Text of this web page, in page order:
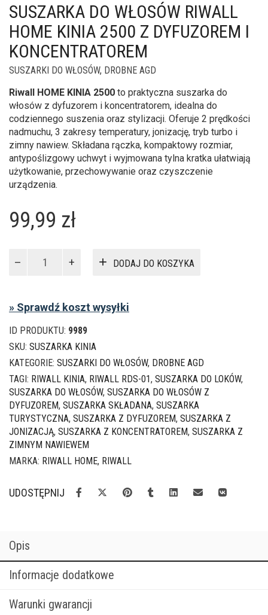
SUSZARKA DO WŁOSÓW RIWALL
HOME KINIA 2500 Z DYFUZOREM I
KONCENTRATOREM
SUSZARKI DO WŁOSÓW, DROBNE AGD
Riwall HOME KINIA 2500 to praktyczna suszarka do
włosów z dyfuzorem i koncentratorem, idealna do
codziennego suszenia oraz stylizacji. Oferuje 2 prędkości
nadmuchu, 3 zakresy temperatury, jonizację, tryb turbo i
zimny nawiew. Składana rączka, kompaktowy rozmiar,
antypoślizgowy uchwyt i wyjmowana tylna kratka ułatwiają
użytkowanie, przechowywanie oraz czyszczenie
urządzenia.
99,99 zł
Suszarka
Riwall
KINIA
2500
z
dyfuzorem
i
koncentratorem
DODAJ DO KOSZYKA
» Sprawdź koszt wysyłki
ID PRODUKTU: 9989
SKU: SUSZARKA KINIA
KATEGORIE: SUSZARKI DO WŁOSÓW, DROBNE AGD
TAGI: RIWALL KINIA, RIWALL RDS-01, SUSZARKA DO LOKÓW,
SUSZARKA DO WŁOSÓW, SUSZARKA DO WŁOSÓW Z
DYFUZOREM, SUSZARKA SKŁADANA, SUSZARKA
TURYSTYCZNA, SUSZARKA Z DYFUZOREM, SUSZARKA Z
JONIZACJĄ, SUSZARKA Z KONCENTRATOREM, SUSZARKA Z
ZIMNYM NAWIEWEM
MARKA: RIWALL HOME, RIWALL
UDOSTĘPNIJ
Opis
Informacje dodatkowe
Warunki gwarancji